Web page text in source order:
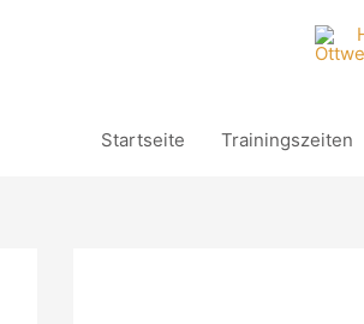
Startseite Trainingszeiten